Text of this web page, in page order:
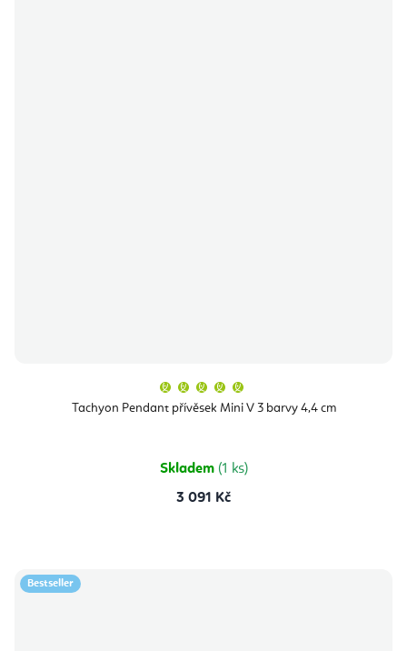
Tachyon Pendant přívěsek Mini V 3 barvy 4,4 cm
produktu
je
Skladem (1 ks)
3 091 Kč
Bestseller